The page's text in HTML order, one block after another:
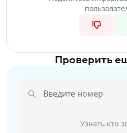
Проверить
Введите номер
Узнать кто